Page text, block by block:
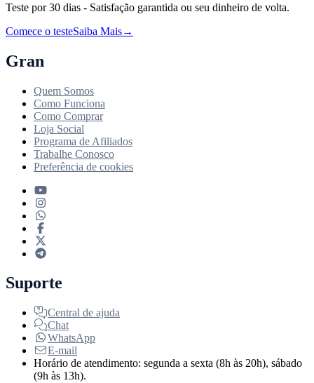
Teste por 30 dias - Satisfação garantida ou seu dinheiro de volta.
Comece o testeSaiba Mais→
Gran
Quem Somos
Como Funciona
Como Comprar
Loja Social
Programa de Afiliados
Trabalhe Conosco
Preferência de cookies
Suporte
Central de ajuda
Chat
WhatsApp
E-mail
Horário de atendimento: segunda a sexta (8h às 20h), sábado
(9h às 13h).